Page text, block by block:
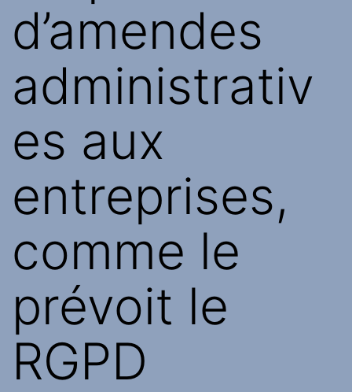
d’amendes
administrativ
es aux
entreprises,
comme le
prévoit le
RGPD